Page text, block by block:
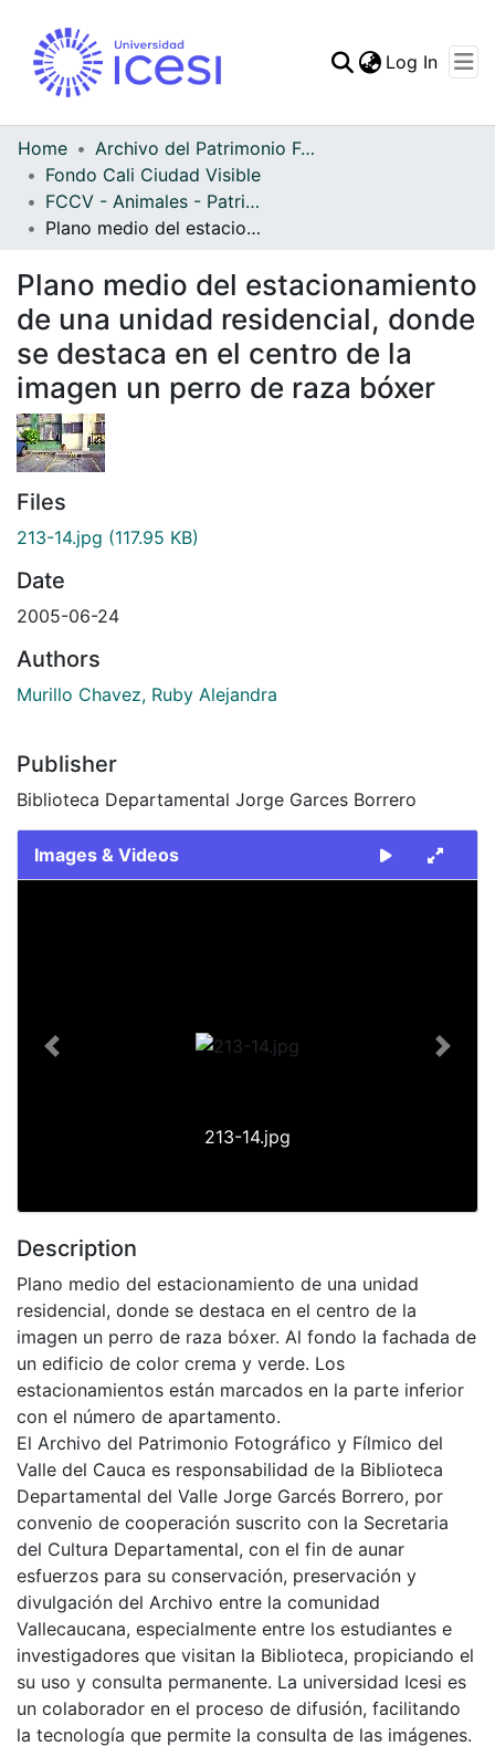
Log In
Home
Archivo del Patrimonio Fotográfico y Fílmico del Valle del Cauca
Fondo Cali Ciudad Visible
FCCV - Animales - Patrimonial
Plano medio del estacionamiento de una unidad residencial, donde se destaca en el centro de la imagen un perro de raza bóxer
Plano medio del estacionamiento
de una unidad residencial, donde
se destaca en el centro de la
imagen un perro de raza bóxer
Files
213-14.jpg (117.95 KB)
Date
2005-06-24
Authors
Murillo Chavez, Ruby Alejandra
Publisher
Biblioteca Departamental Jorge Garces Borrero
Images & Videos
213-14.jpg
Previous Next
Description
Plano medio del estacionamiento de una unidad
residencial, donde se destaca en el centro de la
imagen un perro de raza bóxer. Al fondo la fachada de
un edificio de color crema y verde. Los
estacionamientos están marcados en la parte inferior
con el número de apartamento.
El Archivo del Patrimonio Fotográfico y Fílmico del
Valle del Cauca es responsabilidad de la Biblioteca
Departamental del Valle Jorge Garcés Borrero, por
convenio de cooperación suscrito con la Secretaria
del Cultura Departamental, con el fin de aunar
esfuerzos para su conservación, preservación y
divulgación del Archivo entre la comunidad
Vallecaucana, especialmente entre los estudiantes e
investigadores que visitan la Biblioteca, propiciando el
su uso y consulta permanente. La universidad Icesi es
un colaborador en el proceso de difusión, facilitando
la tecnología que permite la consulta de las imágenes.